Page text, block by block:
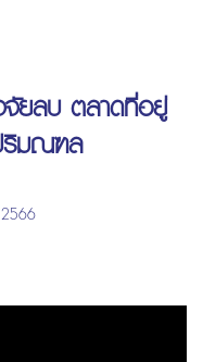
จัยลบ ตลาดที่อยู่
ริมณฑล